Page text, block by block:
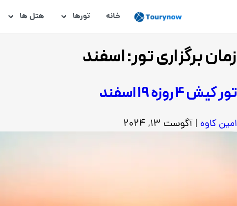
خانه تورها هتل ها
زمان برگزاری تور:اسفند
تور کیش 4 روزه 19 اسفند
امین کاوه | آگوست 13, 2024